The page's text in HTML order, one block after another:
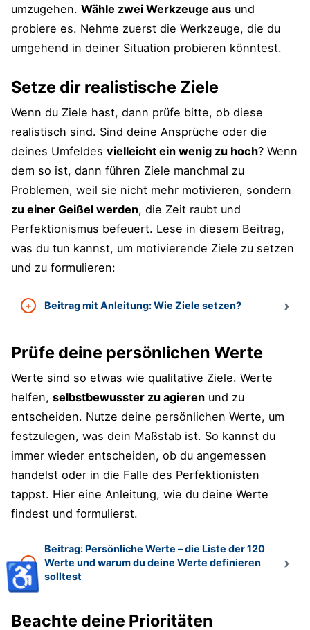
umzugehen. Wähle zwei Werkzeuge aus und
probiere es. Nehme zuerst die Werkzeuge, die du
umgehend in deiner Situation probieren könntest.
Setze dir realistische Ziele
Wenn du Ziele hast, dann prüfe bitte, ob diese
realistisch sind. Sind deine Ansprüche oder die
deines Umfeldes vielleicht ein wenig zu hoch? Wenn
dem so ist, dann führen Ziele manchmal zu
Problemen, weil sie nicht mehr motivieren, sondern
zu einer Geißel werden, die Zeit raubt und
Perfektionismus befeuert. Lese in diesem Beitrag,
was du tun kannst, um motivierende Ziele zu setzen
und zu formulieren:
Beitrag mit Anleitung: Wie Ziele setzen?
Prüfe deine persönlichen Werte
Werte sind so etwas wie qualitative Ziele. Werte
helfen, selbstbewusster zu agieren und zu
entscheiden. Nutze deine persönlichen Werte, um
festzulegen, was dein Maßstab ist. So kannst du
immer wieder entscheiden, ob du angemessen
handelst oder in die Falle des Perfektionisten
tappst. Hier eine Anleitung, wie du deine Werte
findest und formulierst.
Beitrag: Persönliche Werte – die Liste der 120
Werte und warum du deine Werte definieren
solltest
Beachte deine Prioritäten